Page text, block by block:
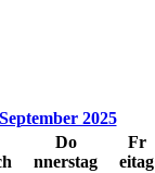
September 2025
Do
nnerstag
Fr
eitag